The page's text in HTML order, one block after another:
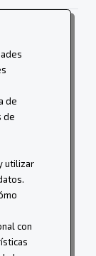
de
de
utilizar
con